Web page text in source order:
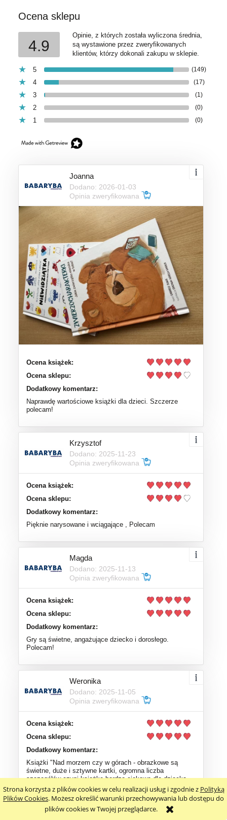
Strona korzysta z plików cookies w celu realizacji usług i zgodnie z Polityką
Plików Cookies. Możesz określić warunki przechowywania lub dostępu do
plików cookies w Twojej przeglądarce.
Ocena sklepu
4.9
Opinie, z których została wyliczona średnia,
są wystawione przez zweryfikowanych
klientów, którzy dokonali zakupu w sklepie.
5 (149)
4 (17)
3 (1)
2 (0)
1 (0)
Joanna
Dodano: 2026-01-03
Opinia zweryfikowana
Ocena książek:
Ocena sklepu:
Dodatkowy komentarz:
Naprawdę wartościowe książki dla dzieci. Szczerze
polecam!
Krzysztof
Dodano: 2025-11-23
Opinia zweryfikowana
Ocena książek:
Ocena sklepu:
Dodatkowy komentarz:
Pięknie narysowane i wciągające , Polecam
Magda
Dodano: 2025-11-13
Opinia zweryfikowana
Ocena książek:
Ocena sklepu:
Dodatkowy komentarz:
Gry są świetne, angażujące dziecko i dorosłego.
Polecam!
Weronika
Dodano: 2025-11-05
Opinia zweryfikowana
Ocena książek:
Ocena sklepu:
Dodatkowy komentarz:
Książki "Nad morzem czy w górach - obrazkowe są
świetne, duże i sztywne kartki, ogromna liczba
szczegółów czyni książkę bardzo ciekawą dla dziecka,
sam fakt przechodzenia elementów na kolejna stronę,
powtarzalne elementy - świetne do ćwiczenia pamięci u
dziecka. to mój pierwszy zakup, ale na pewno nie
ostatni. Polecam!